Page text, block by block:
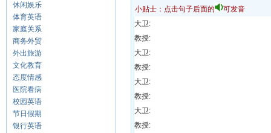
休闲娱乐
体育英语
家庭关系
商务外贸
外出旅游
文化教育
态度情感
医院看病
校园英语
节日假期
银行英语
小贴士：点击句子后面的
可发音
大卫:
教授:
大卫:
教授:
大卫:
教授:
大卫:
教授: